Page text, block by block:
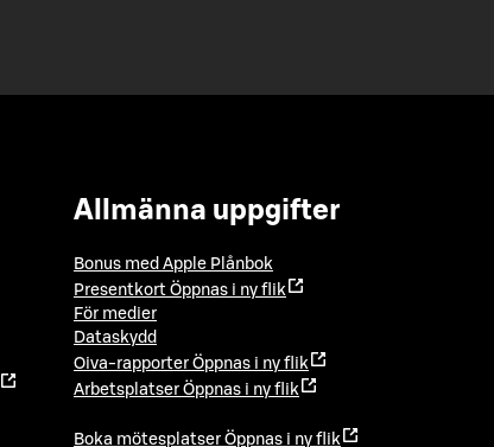
Allmänna uppgifter
Bonus med Apple Plånbok
Presentkort Öppnas i ny flik
För medier
Dataskydd
Oiva-rapporter Öppnas i ny flik
Arbetsplatser Öppnas i ny flik
Boka mötesplatser Öppnas i ny flik